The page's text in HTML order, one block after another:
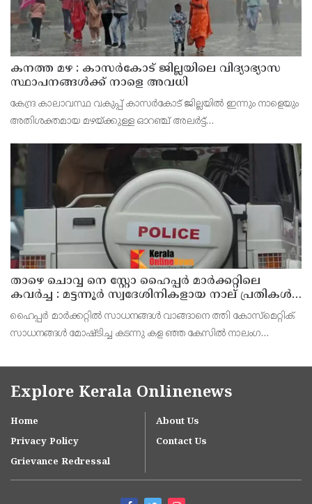
കനത്ത മഴ : കാസർകോട് ജില്ലയിലെ വിദ്യാഭ്യാസ
സ്ഥാപനങ്ങൾക്ക് നാളെ അവധി
കേന്ദ്ര കാലാവസ്ഥ വകുപ്പ് കാസർകോട് ജില്ലയിൽ ഇന്നും നാളെയും
അതിശക്തമായ മഴയ്ക്കുള്ള ഓറഞ്ച് അലർട്ട്
പ്രൊഫഷണൽ കോളേജുകൾ ഉൾപ്പെടെയുള്ള എല്ലാ വിദ്യാഭ്യാ
താഴെ ചൊവ്വ നെ സ്റ്റോ ഹൈപ്പർ മാർക്കറ്റിലെ
കവർച്ച : മട്ടന്നൂർ സ്വദേശിനികളായ നാല് പ്രതികൾ
പിടിയിൽ
ഹൈപ്പർ മാർക്കറ്റിൽ സാധനങ്ങൾ വാങ്ങാനെ ത്തി കോസ്മെറ്റിക്
സാധനങ്ങൾ മോഷ്ടിച്ച കടന്നു കള ഞ്ഞ കേസിൽ നാലംഗ
ബന്ധുക്കളുമായ റൂബി (35),ആശ(54), ലക്ഷ്മിക്കുട്ടി (70),
Explore Kerala Onlinenews
Home
About Us
Privacy Policy
Contact Us
Grievance Redressal